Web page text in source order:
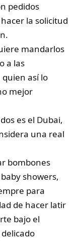
pedidos
la solicitud
mandarlos
a las
así lo
mejor
es el Dubai,
una real
bombones
showers,
para
de hacer latir
bajo el